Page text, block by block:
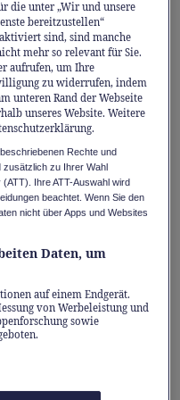
bewusster leben.
schon im Februar
ein. Nicht,
sondern weil
Pendlerstress und
vorgibt.
wenn wir diesen
im
Opfer. Besonders
Berufsleben
zu
die
Fertiggericht
den
die unter „Wir und unsere
bereitzustellen“
sind, sind manche
mehr so relevant für Sie.
aufrufen, um Ihre
zu widerrufen, indem
unteren Rand der Webseite
unseres Website. Weitere
Rechte und
zusätzlich zu Ihrer Wahl
Ihre ATT-Auswahl wird
beachtet. Wenn Sie den
nicht über Apps und Websites
Daten, um
auf einem Endgerät.
von Werbeleistung und
sowie